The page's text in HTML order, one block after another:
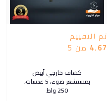
تم التقييم
4.67 من 5
كشاف خارجي أبيض
بمستشعر ضوء، 5 عدسات،
250 واط